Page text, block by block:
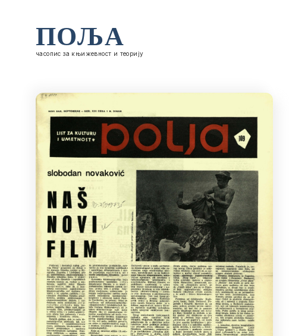
ПОЉА
часопис за књижевност и теорију